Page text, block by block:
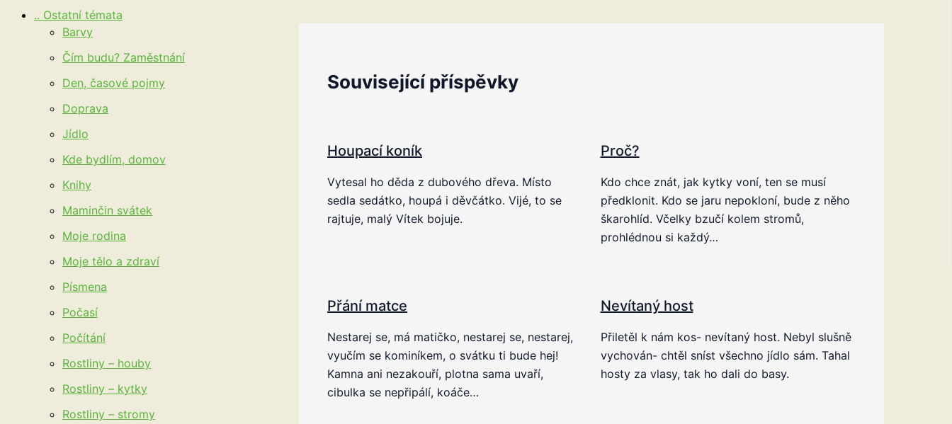
.. Ostatní témata
Barvy
Čím budu? Zaměstnání
Den, časové pojmy
Doprava
Jídlo
Kde bydlím, domov
Knihy
Maminčin svátek
Moje rodina
Moje tělo a zdraví
Písmena
Počasí
Počítání
Rostliny – houby
Rostliny – kytky
Rostliny – stromy
Související příspěvky
Houpací koník
Vytesal ho děda z dubového dřeva. Místo
sedla sedátko, houpá i děvčátko. Vijé, to se
rajtuje, malý Vítek bojuje.
Proč?
Kdo chce znát, jak kytky voní, ten se musí
předklonit. Kdo se jaru nepokloní, bude z něho
škarohlíd. Včelky bzučí kolem stromů,
prohlédnou si každý…
Přání matce
Nestarej se, má matičko, nestarej se, nestarej,
vyučím se kominíkem, o svátku ti bude hej!
Kamna ani nezakouří, plotna sama uvaří,
cibulka se nepřipálí, koáče…
Nevítaný host
Přiletěl k nám kos- nevítaný host. Nebyl slušně
vychován- chtěl sníst všechno jídlo sám. Tahal
hosty za vlasy, tak ho dali do basy.